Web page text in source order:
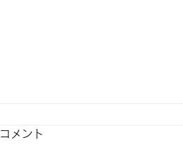
コメント